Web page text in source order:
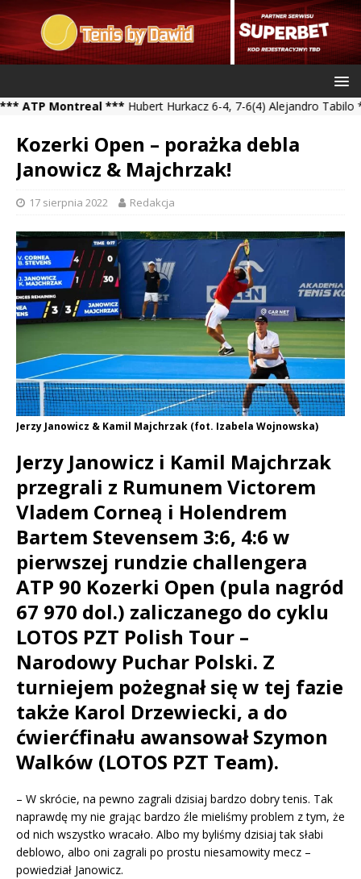
Montreal ***Hubert Hurkacz 6-4, 7-6(4) Alejandro Tabilo ***
Kozerki Open – porażka debla
Janowicz & Majchrzak!
17 sierpnia 2022 Redakcja
Jerzy Janowicz & Kamil Majchrzak (fot. Izabela Wojnowska)
Jerzy Janowicz i Kamil Majchrzak
przegrali z Rumunem Victorem
Vladem Corneą i Holendrem
Bartem Stevensem 3:6, 4:6 w
pierwszej rundzie challengera
ATP 90 Kozerki Open (pula nagród
67 970 dol.) zaliczanego do cyklu
LOTOS PZT Polish Tour –
Narodowy Puchar Polski. Z
turniejem pożegnał się w tej fazie
także Karol Drzewiecki, a do
ćwierćfinału awansował Szymon
Walków (LOTOS PZT Team).
– W skrócie, na pewno zagrali dzisiaj bardzo dobry tenis. Tak
naprawdę my nie grając bardzo źle mieliśmy problem z tym, że
od nich wszystko wracało. Albo my byliśmy dzisiaj tak słabi
deblowo, albo oni zagrali po prostu niesamowity mecz –
powiedział Janowicz.